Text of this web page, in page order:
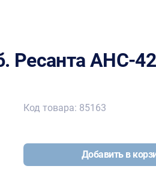
Ресанта АНС-
Код товара: 85163
Добавить в